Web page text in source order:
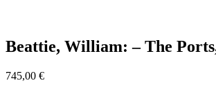
Beattie, William: – The
745,00 €